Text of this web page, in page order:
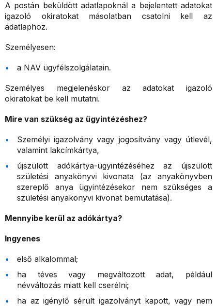
A postán beküldött adatlapoknál a bejelentett adatokat
igazoló okiratokat másolatban csatolni kell az
adatlaphoz.
Személyesen:
a NAV ügyfélszolgálatain.
Személyes megjelenéskor az adatokat igazoló
okiratokat be kell mutatni.
Mire van szükség az ügyintézéshez?
Személyi igazolvány vagy jogosítvány vagy útlevél,
valamint lakcímkártya,
újszülött adókártya-ügyintézéséhez az újszülött
születési anyakönyvi kivonata (az anyakönyvben
szereplő anya ügyintézésekor nem szükséges a
születési anyakönyvi kivonat bemutatása).
Mennyibe kerül az adókártya?
Ingyenes
első alkalommal;
ha téves vagy megváltozott adat, például
névváltozás miatt kell cserélni;
ha az igénylő sérült igazolványt kapott, vagy nem